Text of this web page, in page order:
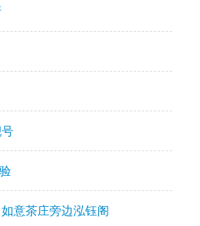
意茶庄旁边泓钰阁